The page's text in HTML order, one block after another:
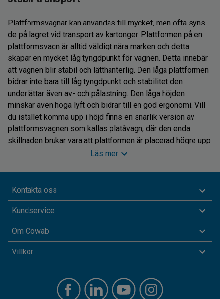
Plattformsvagnar kan användas till mycket, men ofta syns
de på lagret vid transport av kartonger. Plattformen på en
plattformsvagn är alltid väldigt nära marken och detta
skapar en mycket låg tyngdpunkt för vagnen. Detta innebär
att vagnen blir stabil och lätthanterlig. Den låga plattformen
bidrar inte bara till låg tyngdpunkt och stabilitet den
underlättar även av- och pålastning. Den låga höjden
minskar även höga lyft och bidrar till en god ergonomi. Vill
du istället komma upp i höjd finns en snarlik version av
plattformsvagnen som kallas platåvagn, där den enda
skillnaden brukar vara att plattformen är placerad högre upp
på vagnen. Vi har vagnar med sarg, hopfällbara
Cowabs sortiment av plattformsvagnar för transport
erbjuder ett rikt utbud av rullvagnar och platåbord av högsta
kvalité. En stabil plattformsvagn med gummihjul och broms
är lättmanövrerad, samtidigt som den tål riktigt tung
skyffelvagn på byggarbetsplatser transporterar du enkelt
färgburkar eller byggods. Tack vare stor erfarenhet och
Läs mer
Kontakta oss
Kundservice
Om Cowab
Villkor